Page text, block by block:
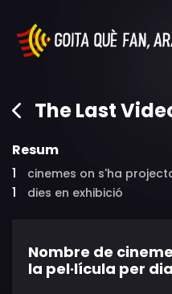
The Last
Resum
1
cinemes on s'ha
1 dies en exhibició
Nombre de
la pel·lícula per dia